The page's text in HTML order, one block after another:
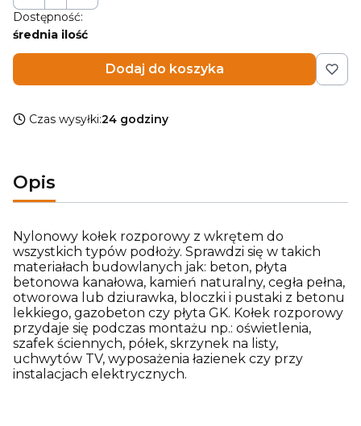
Dostępność:
średnia ilość
Dodaj do koszyka
Czas wysyłki:24 godziny
Opis
Nylonowy kołek rozporowy z wkrętem do
wszystkich typów podłoży. Sprawdzi się w takich
materiałach budowlanych jak: beton, płyta
betonowa kanałowa, kamień naturalny, cegła pełna,
otworowa lub dziurawka, bloczki i pustaki z betonu
lekkiego, gazobeton czy płyta GK. Kołek rozporowy
przydaje się podczas montażu np.: oświetlenia,
szafek ściennych, półek, skrzynek na listy,
uchwytów TV, wyposażenia łazienek czy przy
instalacjach elektrycznych.